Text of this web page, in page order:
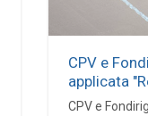
CPV e
applicata
CPV e